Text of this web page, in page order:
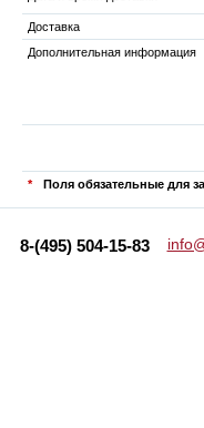
Доставка
Дополнительная информация
* Поля обязательные для
8-(495) 504-15-83